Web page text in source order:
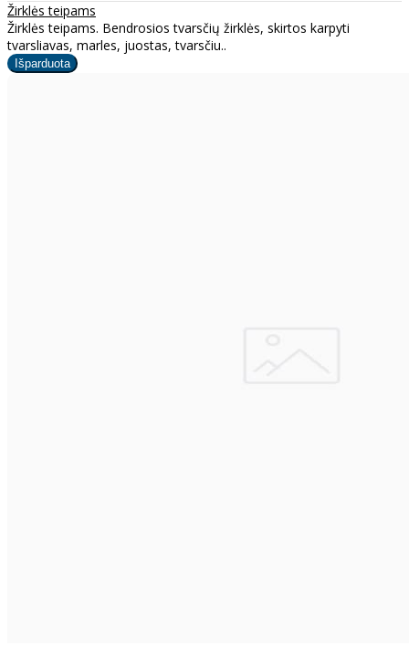
Žirklės teipams
Žirklės teipams. Bendrosios tvarsčių žirklės, skirtos karpyti
tvarsliavas, marles, juostas, tvarsčiu..